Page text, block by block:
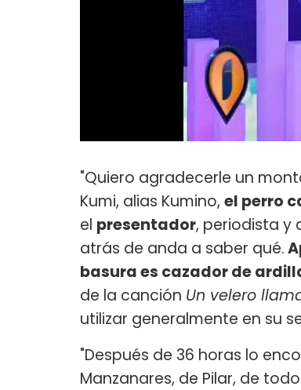
"Quiero agradecerle un
Kumi, alias Kumino, el perro
el presentador, periodista y
atrás de anda a saber qué.
basura es cazador de
de la canción Un velero
utilizar generalmente en su
"Después de 36 horas lo
Manzanares, de Pilar, de